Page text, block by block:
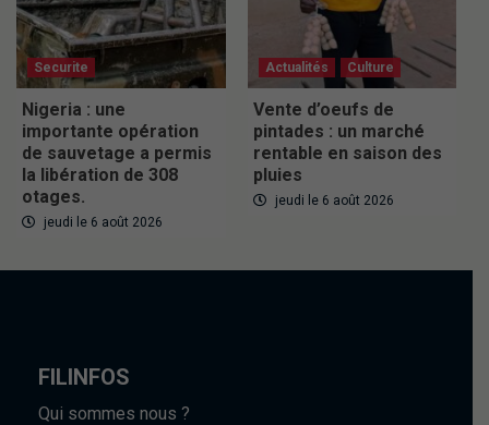
Securite
Nigeria : une
importante opération
de sauvetage a permis
la libération de 308
otages.
jeudi le 6 août 2026
Actualités Culture
Vente d’oeufs de
pintades : un marché
rentable en saison des
pluies
jeudi le 6 août 2026
FILINFOS
Qui sommes nous ?